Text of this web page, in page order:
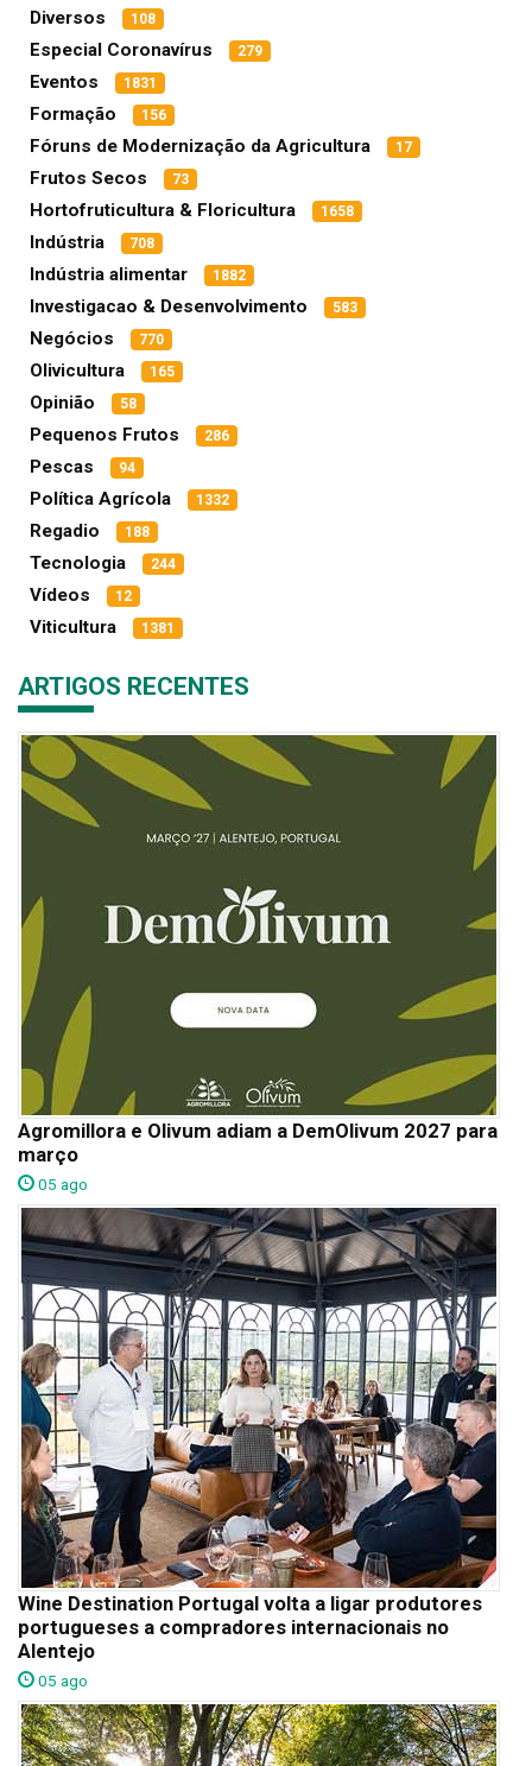
Diversos 108
Especial Coronavírus 279
Eventos 1831
Formação 156
Fóruns de Modernização da Agricultura 17
Frutos Secos 73
Hortofruticultura & Floricultura 1658
Indústria 708
Indústria alimentar 1882
Investigacao & Desenvolvimento 583
Negócios 770
Olivicultura 165
Opinião 58
Pequenos Frutos 286
Pescas 94
Política Agrícola 1332
Regadio 188
Tecnologia 244
Vídeos 12
Viticultura 1381
ARTIGOS RECENTES
Agromillora e Olivum adiam a DemOlivum 2027 para
março
05 ago
Wine Destination Portugal volta a ligar produtores
portugueses a compradores internacionais no
Alentejo
05 ago